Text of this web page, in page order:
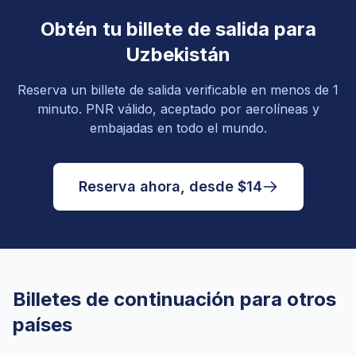
Obtén tu billete de salida para
Uzbekistán
Reserva un billete de salida verificable en menos de 1
minuto. PNR válido, aceptado por aerolíneas y
embajadas en todo el mundo.
Reserva ahora, desde $14
Billetes de continuación para otros
países